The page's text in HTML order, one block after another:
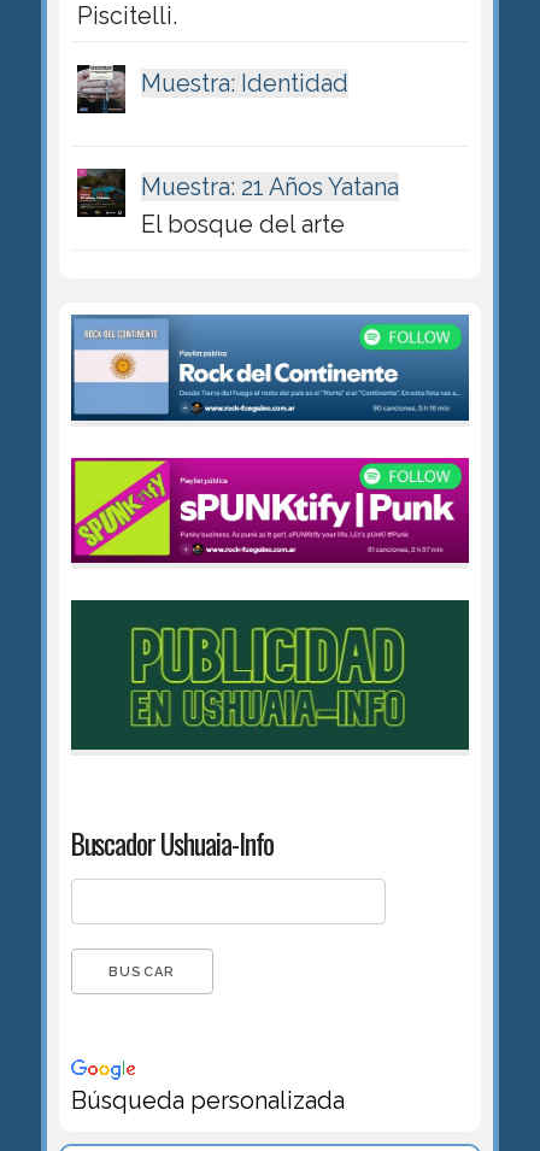
Piscitelli.
Muestra: Identidad
Muestra: 21 Años Yatana
El bosque del arte
Buscador Ushuaia-Info
Búsqueda personalizada